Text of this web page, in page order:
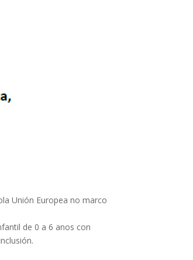
Unión Europea no marco
de 0 a 6 anos con